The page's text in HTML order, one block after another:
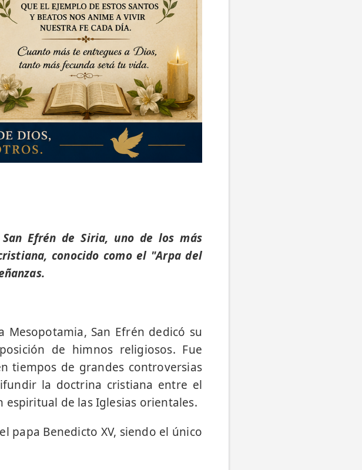
Efrén de Siria, uno de los más
conocido como el "Arpa del
San Efrén dedicó su
de himnos religiosos. Fue
tiempos de grandes controversias
la doctrina cristiana entre el
de las Iglesias orientales.
papa Benedicto XV, siendo el único